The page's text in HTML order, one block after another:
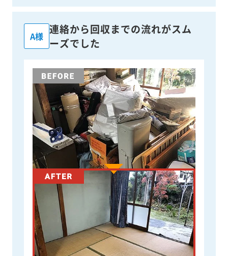
A様
連絡から回収までの流れがスム
ーズでした